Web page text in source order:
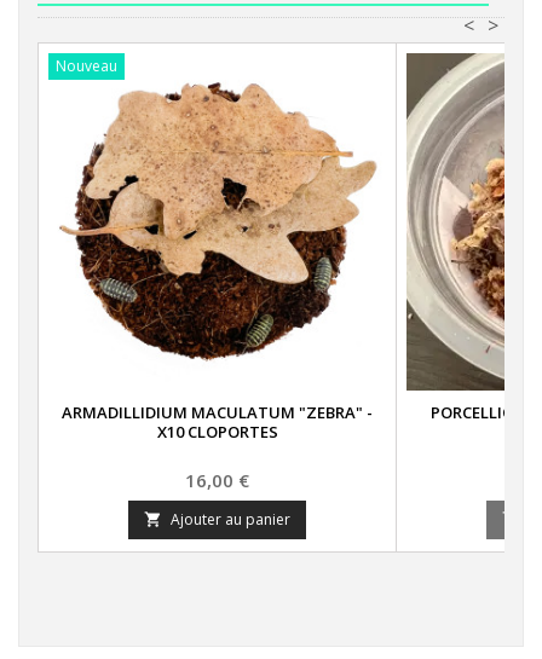
>
<
Nouveau
ARMADILLIDIUM MACULATUM "ZEBRA" -
X10 CLOPORTES
Prix
16,00 €
 Ajouter au panier 